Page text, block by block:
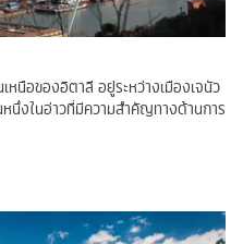
หนือของอิตาลี อยู่ระหว่างเมืองเจนัว
หนึ่งในอ่าวที่มีความสำคัญทางด้านการ